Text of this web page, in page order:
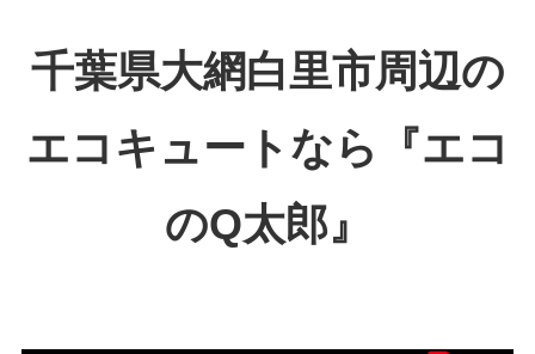
千葉県大網白里市周辺の
エコキュートなら『エコ
のQ太郎』